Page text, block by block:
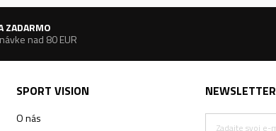
ZADARMO
nad 80 EUR
SPORT VISION
O nás
NEWSLETTER